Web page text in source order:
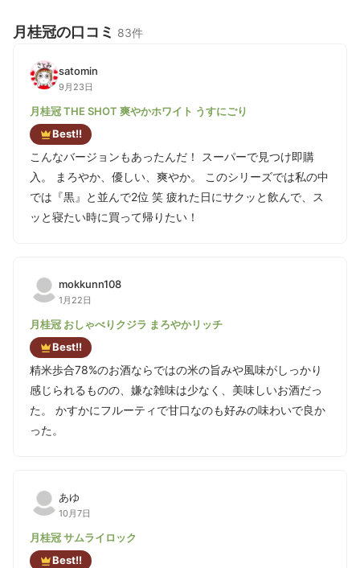
月桂冠の口コミ 83件
satomin
9月23日
月桂冠 THE SHOT 爽やかホワイト うすにごり
Best!!
こんなバージョンもあったんだ！ スーパーで見つけ即購
入。 まろやか、優しい、爽やか。 このシリーズでは私の中
では『黒』と並んで2位 笑 疲れた日にサクッと飲んで、ス
ッと寝たい時に買って帰りたい！
mokkunn108
1月22日
月桂冠 おしゃべりクジラ まろやかリッチ
Best!!
精米歩合78%のお酒ならではの米の旨みや風味がしっかり
感じられるものの、嫌な雑味は少なく、美味しいお酒だっ
た。 かすかにフルーティで甘口なのも好みの味わいで良か
った。
あゆ
10月7日
月桂冠 サムライロック
Best!!